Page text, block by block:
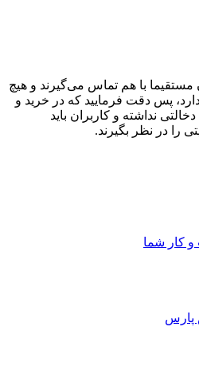
با هم تماس می‌گیرند و هیچ
پس دقت فرمایید که در خرید و
نداشته و کاربران باید
را در نظر بگیرند.
کار شما
پارس